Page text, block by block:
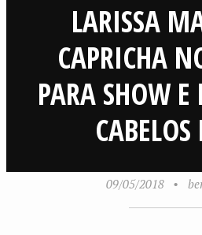
LARISSA
CAPRICHA
PARA SHOW E
09/05/2018 •